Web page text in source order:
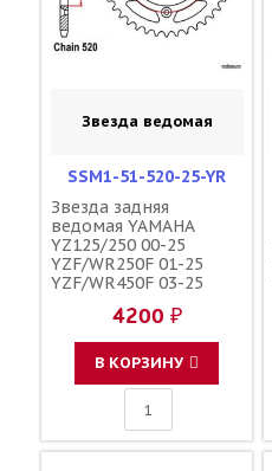
Звезда ведомая
SSM1-51-520-25-YR
Звезда задняя
ведомая YAMAHA
YZ125/250 00-25
YZF/WR250F 01-25
YZF/WR450F 03-25
зубов 51 / MRP JTR251
1-3592-51
4200 ₽
В КОРЗИНУ